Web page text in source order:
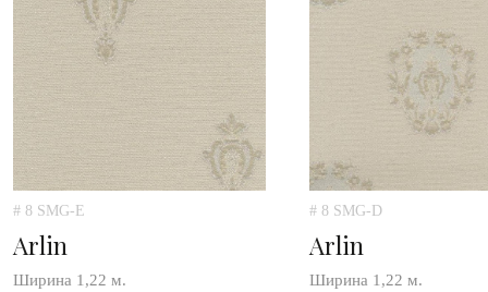
# 8 SMG-E
Arlin
Ширина 1,22 м.
# 8 SMG-D
Arlin
Ширина 1,22 м.